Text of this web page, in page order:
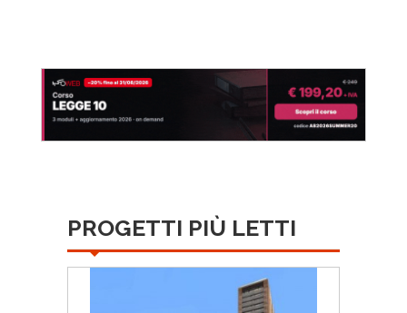
PROGETTI PIÙ LETTI